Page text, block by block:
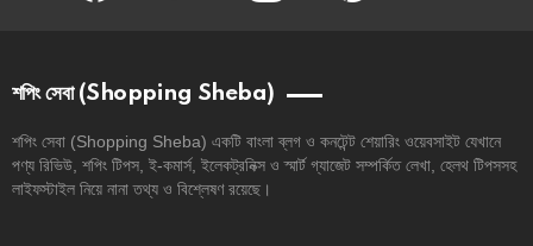
শপিং সেবা (Shopping Sheba)
শপিং সেবা (Shopping Sheba) একটি বাংলা ব্লগ ও কনটেন্ট শেয়ারিং ওয়েবসাইট যেখানে
পণ্য রিভিউ, শপিং টিপস, ই-কমার্স, ইলেকট্রনিক্স ও স্মার্ট গ্যাজেট সম্পর্কিত লেখা, হেলথ টিপসসহ
লাইফস্টাইল নিয়ে নানা তথ্য ও বিশ্লেষণ রয়েছে।